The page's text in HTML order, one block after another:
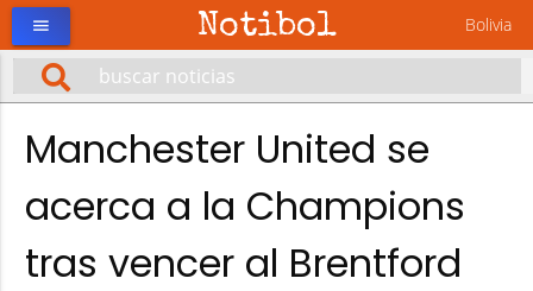
Notibol Bolivia
menu
Manchester United se
acerca a la Champions
tras vencer al Brentford